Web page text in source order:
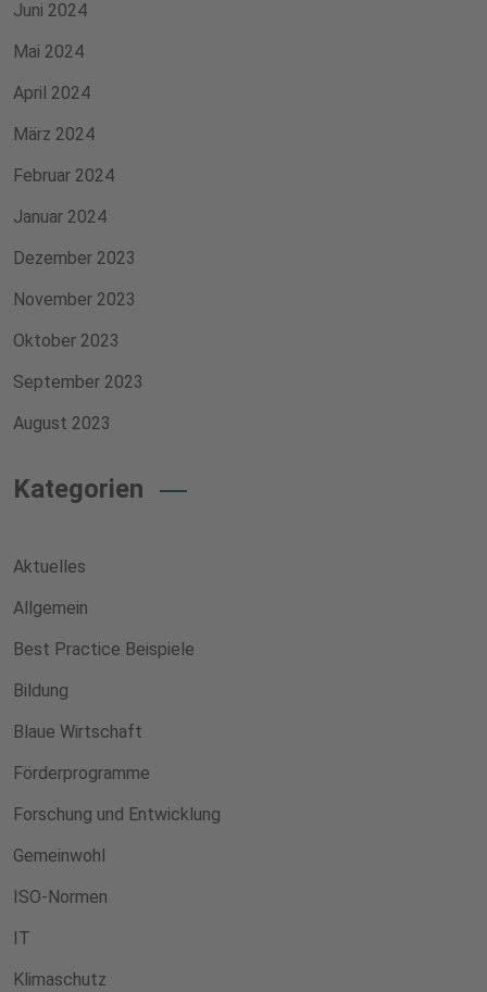
Juni 2024
Mai 2024
April 2024
März 2024
Februar 2024
Januar 2024
Dezember 2023
November 2023
Oktober 2023
September 2023
August 2023
Kategorien
Aktuelles
Allgemein
Best Practice Beispiele
Bildung
Blaue Wirtschaft
Förderprogramme
Forschung und Entwicklung
Gemeinwohl
ISO-Normen
IT
Klimaschutz